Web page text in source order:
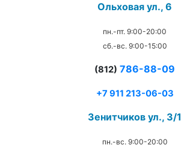
Ольховая ул., 6
пн.-пт. 9:00-20:00
сб.-вс. 9:00-15:00
(812) 786-88-09
+7 911 213-06-03
Зенитчиков ул., 3/1
пн.-вс. 9:00-20:00